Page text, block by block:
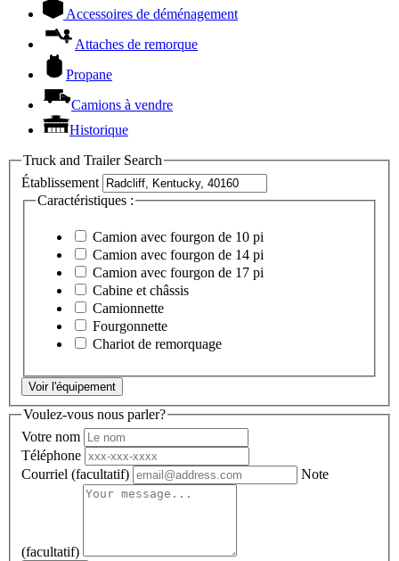
Accessoires de déménagement
Attaches de remorque
Propane
Camions à vendre
Historique
Truck and Trailer Search
Établissement
Caractéristiques :
Camion avec fourgon de 10 pi
Camion avec fourgon de 14 pi
Camion avec fourgon de 17 pi
Cabine et châssis
Camionnette
Fourgonnette
Chariot de remorquage
Voir l'équipement
Voulez-vous nous parler?
Votre nom
Téléphone
Courriel (facultatif) Note
(facultatif)